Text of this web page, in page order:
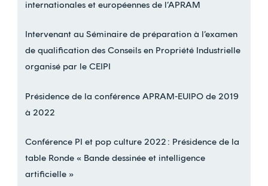
internationales et européennes de l’APRAM
Intervenant au Séminaire de préparation à l’examen
de qualification des Conseils en Propriété Industrielle
organisé par le CEIPI
Présidence de la conférence APRAM-EUIPO de 2019
à 2022
Conférence PI et pop culture 2022 : Présidence de la
table Ronde « Bande dessinée et intelligence
artificielle »